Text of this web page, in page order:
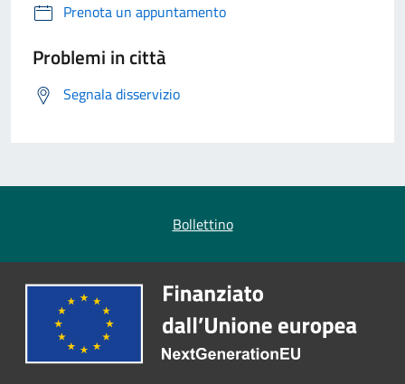
Prenota un appuntamento
Problemi in città
Segnala disservizio
Bollettino